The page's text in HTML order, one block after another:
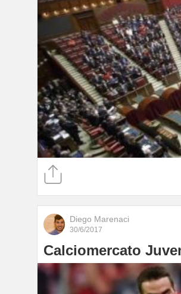
Diego Marenaci
30/6/2017
Calciomercato